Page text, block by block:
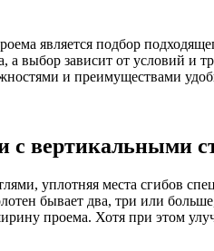
является подбор
а выбор зависит от условий
и преимуществами
с вертикальными
уплотняя места сгибов
бывает два, три или
проема. Хотя при этом